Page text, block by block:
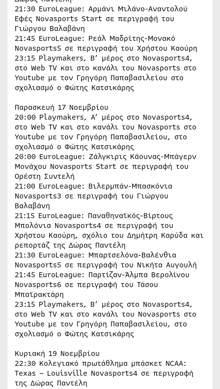
21:30 EuroLeague: Αρμάνι Μιλάνο-Αναντολού
Εφές Novasports Start σε περιγραφή του
Γιώργου Βαλαβάνη
21:45 EuroLeague: Ρεάλ Μαδρίτης-Μονακό
Novasports5 σε περιγραφή του Χρήστου Καούρη
23:15 Playmakers, Β’ μέρος στο Novasports4,
στο Web TV και στο κανάλι του Novasports στο
Youtube με τον Γρηγόρη Παπαβασιλείου στο
σχολιασμό ο Φώτης Κατσικάρης
Παρασκευή 17 Νοεμβρίου
20:00 Playmakers, Α’ μέρος στο Novasports4,
στο Web TV και στο κανάλι του Novasports στο
Youtube με τον Γρηγόρη Παπαβασιλείου, στο
σχολιασμό ο Φώτης Κατσικάρης
20:00 EuroLeague: Ζάλγκιρις Κάουνας-Μπάγερν
Μονάχου Novasports Start σε περιγραφή του
Ορέστη Συντελή
21:00 EuroLeague: Βιλερμπάν-Μπασκόνια
Novasports3 σε περιγραφή του Γιώργου
Βαλαβάνη
21:15 EuroLeague: Παναθηναϊκός-Βίρτους
Μπολόνια Novasports4 σε περιγραφή του
Χρήστου Καούρη, σχόλιο του Δημήτρη Καρύδα και
ρεπορτάζ της Δώρας Παντέλη
21:30 EuroLeague: Μπαρτσελόνα-Βαλένθια
Novasports5 σε περιγραφή του Νικήτα Αυγουλή
21:45 EuroLeague: Παρτίζαν-Άλμπα Βερολίνου
Novasports6 σε περιγραφή του Τάσου
Μπαϊρακτάρη
23:15 Playmakers, Β’ μέρος στο Novasports4,
στο Web TV και στο κανάλι του Novasports στο
Youtube με τον Γρηγόρη Παπαβασιλείου, στο
σχολιασμό ο Φώτης Κατσικάρης
Κυριακή 19 Νοεμβρίου
22:30 Κολεγιακό πρωτάθλημα μπάσκετ NCAA:
Texas – Louisville Novasports4 σε περιγραφή
της Δώρας Παντέλη